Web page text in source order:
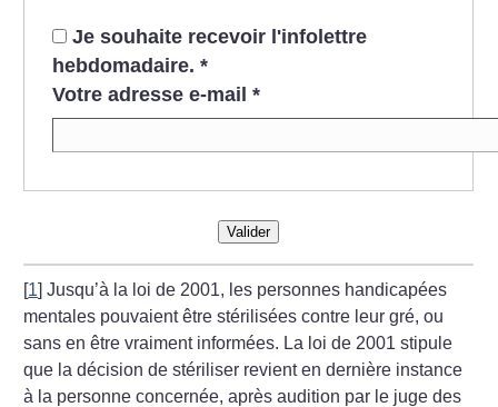
Je souhaite recevoir l'infolettre
hebdomadaire. *
Votre adresse e-mail *
Valider
[1]Jusqu’à la loi de 2001, les personnes handicapées
mentales pouvaient être stérilisées contre leur gré, ou
sans en être vraiment informées. La loide 2001 stipule
que la décision de stériliser revient en dernière instance
à la personne concernée, après audition par le juge des